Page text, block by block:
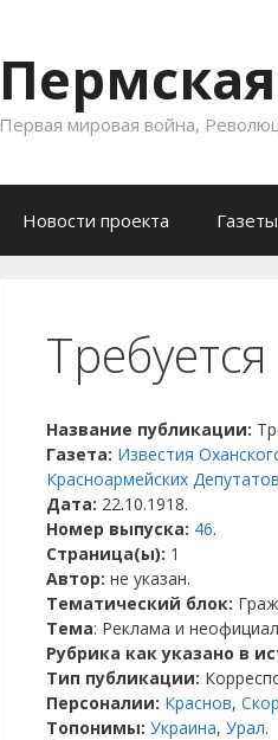
Первая мировая война,
Новости проекта
Название публикации:
Газета: Известия
Красноармейских Депутатов
Дата: 22.10.1918.
Номер выпуска: 46.
Страница(ы): 1
Автор: не указан.
Тематический блок:
Тема: Реклама и
Рубрика как указано в
Тип публикации:
Персоналии: Краснов,
Топонимы: Украина, Урал.